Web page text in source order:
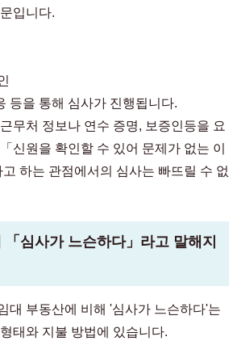
입니다.
등을 통해 심사가 진행됩니다.
무처 정보나 연수 증명, 보증인등을 요
신원을 확인할 수 있어 문제가 없는 이
하는 관점에서의 심사는 빠뜨릴 수 없
심사가 느슨하다」라고 말해지
대 부동산에 비해 '심사가 느슨하다'는
태와 지불 방법에 있습니다.